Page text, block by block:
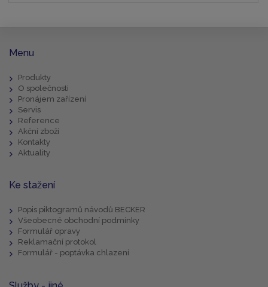
Menu
Produkty
O společnosti
Pronájem zařízení
Servis
Reference
Akční zboží
Kontakty
Aktuality
Ke stažení
Popis piktogramů návodů BECKER
Všeobecné obchodní podmínky
Formulář opravy
Reklamační protokol
Formulář - poptávka chlazení